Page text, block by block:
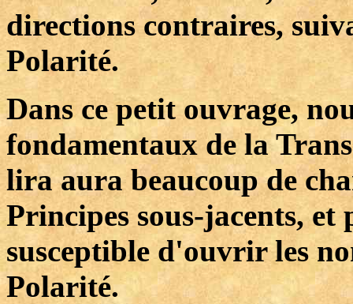
directions contraires,
Polarité.
Dans ce petit ouvrage,
fondamentaux de la
lira aura beaucoup de
Principes sous-jacents, et
susceptible d'ouvrir les
Polarité.